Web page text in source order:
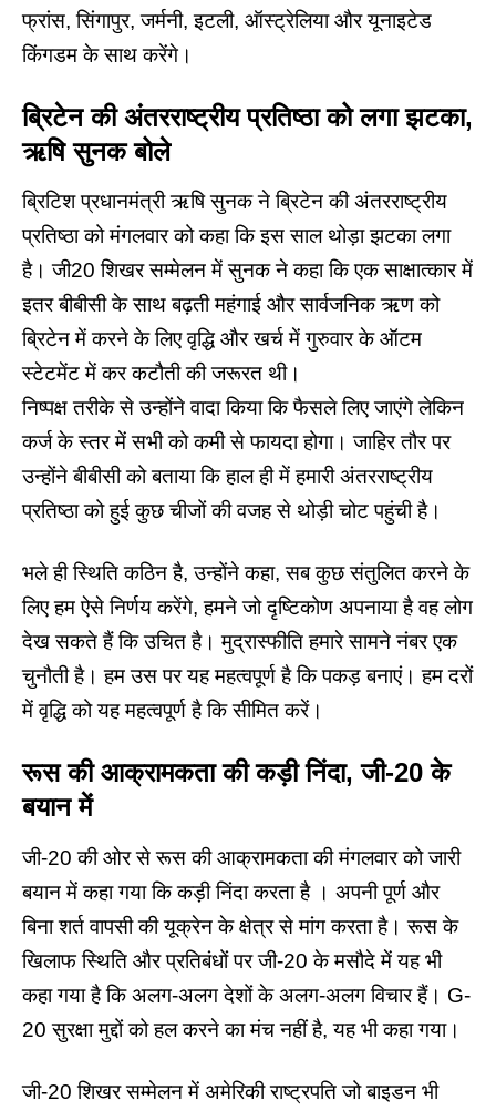
फ्रांस, सिंगापुर, जर्मनी, इटली, ऑस्ट्रेलिया और यूनाइटेड
किंगडम के साथ करेंगे।
ब्रिटेन की अंतरराष्ट्रीय प्रतिष्ठा को लगा झटका,
ऋषि सुनक बोले
ब्रिटिश प्रधानमंत्री ऋषि सुनक ने ब्रिटेन की अंतरराष्ट्रीय
प्रतिष्ठा को मंगलवार को कहा कि इस साल थोड़ा झटका लगा
है। जी20 शिखर सम्मेलन में सुनक ने कहा कि एक साक्षात्कार में
इतरबीबीसीके साथ बढ़ती महंगाई और सार्वजनिक ऋण को
ब्रिटेन में करने के लिए वृद्धि और खर्च में गुरुवार के ऑटम
स्टेटमेंट में कर कटौती की जरूरत थी।
निष्पक्ष तरीके से उन्होंने वादा किया कि फैसले लिए जाएंगे लेकिन
कर्ज के स्तर में सभी को कमी से फायदा होगा। जाहिर तौर पर
उन्होंने बीबीसी को बताया कि हाल ही में हमारी अंतरराष्ट्रीय
प्रतिष्ठा को हुई कुछ चीजों की वजह से थोड़ी चोट पहुंची है।
भले ही स्थिति कठिन है, उन्होंने कहा, सब कुछ संतुलित करने के
लिए हम ऐसे निर्णय करेंगे, हमने जो दृष्टिकोण अपनाया है वह लोग
देख सकते हैं कि उचित है। मुद्रास्फीति हमारे सामने नंबर एक
चुनौती है। हम उस पर यह महत्वपूर्ण है कि पकड़ बनाएं। हम दरों
में वृद्धि को यह महत्वपूर्ण है कि सीमित करें।
रूस की आक्रामकता की कड़ी निंदा, जी-20 के
बयान में
जी-20 की ओर से रूस की आक्रामकता की मंगलवार को जारी
बयान में कहा गया कि कड़ी निंदा करता है । अपनी पूर्ण और
बिना शर्त वापसी की यूक्रेन के क्षेत्र से मांग करता है। रूस के
खिलाफ स्थिति और प्रतिबंधों पर जी-20 के मसौदे में यह भी
कहा गया है कि अलग-अलग देशों के अलग-अलग विचार हैं। G-
20 सुरक्षा मुद्दों को हल करने का मंच नहीं है, यह भी कहा गया।
जी-20 शिखर सम्मेलन में अमेरिकी राष्ट्रपति जो बाइडन भी